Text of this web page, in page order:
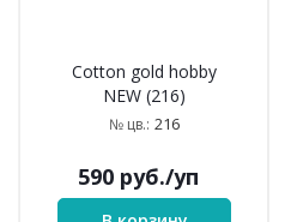
Cotton gold hobby
NEW (216)
№ цв.: 216
590 руб./уп